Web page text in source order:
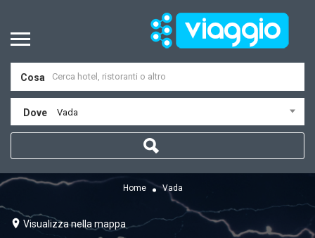
Cosa
Dove Vada
Home Vada
Visualizza nella mappa